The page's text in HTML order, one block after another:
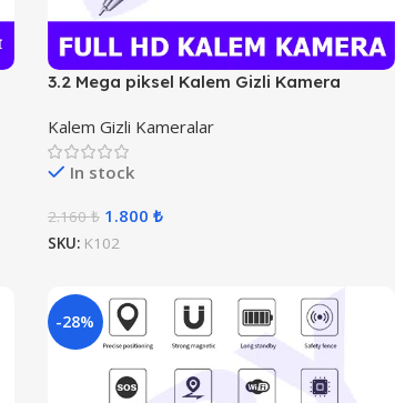
3.2 Mega piksel Kalem Gizli Kamera
Kalem Gizli Kameralar
In stock
2.160₺ 1.800 ₺
SKU: K102
-28%